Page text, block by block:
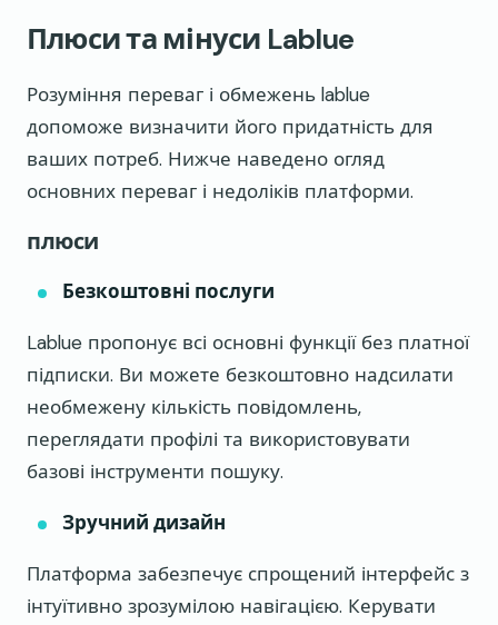
Плюси та мінуси Lablue
Розуміння переваг і обмежень lablue
допоможе визначити його придатність для
ваших потреб. Нижче наведено огляд
основних переваг і недоліків платформи.
плюси
Безкоштовні послуги
Lablue пропонує всі основні функції без платної
підписки. Ви можете безкоштовно надсилати
необмежену кількість повідомлень,
переглядати профілі та використовувати
базові інструменти пошуку.
Зручний дизайн
Платформа забезпечує спрощений інтерфейс з
інтуїтивно зрозумілою навігацією. Керувати